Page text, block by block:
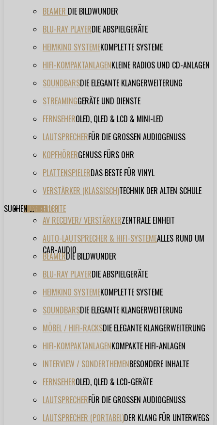
BEAMER DIE BILDWUNDER
BLU-RAY PLAYERDIE ABSPIELGERÄTE
HEIMKINO SYSTEMEKOMPLETTE SYSTEME
HIFI-KOMPAKTANLAGENKLEINE RADIOS UND CD-ANLAGEN
SOUNDBARSDIE ELEGANTE KLANGERWEITERUNG
STREAMINGGERÄTE UND DIENSTE
FERNSEHEROLED, QLED & LCD & MINI-LED
LAUTSPRECHERFÜR DIE GROSSEN AUDIOGENUSS
KOPFHÖRERGENUSS FÜRS OHR
PLATTENSPIELERDAS BESTE FÜR VINYL
VERSTÄRKER (KLASSISCH)TECHNIK DER ALTEN SCHULE
TESTBERICHTE
AV RECEIVER/ VERSTÄRKERZENTRALE EINHEIT
AUTO-LAUTSPRECHER & HIFI-SYSTEMEALLES RUND UM
CAR-AUDIO
BEAMERDIE BILDWUNDER
BLU-RAY PLAYERDIE ABSPIELGERÄTE
HEIMKINO SYSTEMEKOMPLETTE SYSTEME
SOUNDBARSDIE ELEGANTE KLANGERWEITERUNG
MÖBEL / HIFI-RACKSDIE ELEGANTE KLANGERWEITERUNG
HIFI-KOMPAKTANLAGENKOMPAKTE HIFI-ANLAGEN
INTERVIEW / SONDERTHEMENBESONDERE INHALTE
FERNSEHEROLED, QLED & LCD-GERÄTE
LAUTSPRECHERFÜR DIE GROSSEN AUDIOGENUSS
LAUTSPRECHER (PORTABEL)DER KLANG FÜR UNTERWEGS
FORUM
FILME
VIDEOS
HERSTELLER
EVENT
SUCHEN ...